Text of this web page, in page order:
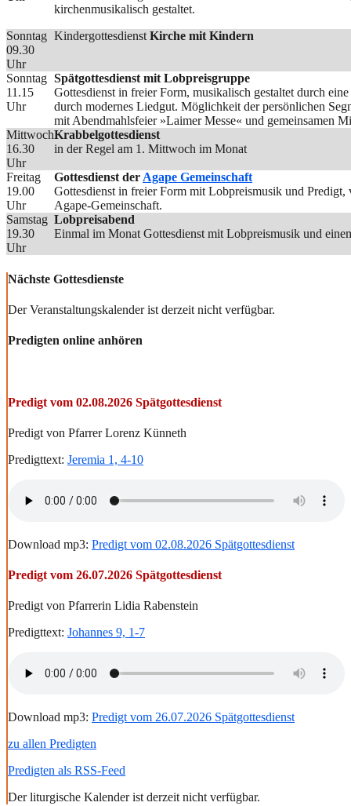
kirchenmusikalisch gestaltet.
Sonntag
09.30
Uhr
Kindergottesdienst Kirche mit Kindern
Sonntag
11.15
Uhr
Spätgottesdienst mit Lobpreisgruppe
Gottesdienst in freier Form, musikalisch gestaltet durch
durch modernes Liedgut. Möglichkeit der persönlichen
mit Abendmahlsfeier »Laimer Messe« und gemeinsamen
Mittwoch
16.30
Uhr
Krabbelgottesdienst
in der Regel am 1. Mittwoch im Monat
Freitag
19.00
Uhr
Gottesdienst der Agape Gemeinschaft
Gottesdienst in freier Form mit Lobpreismusik und Predigt,
Agape-Gemeinschaft.
Samstag
19.30
Uhr
Lobpreisabend
Einmal im Monat Gottesdienst mit Lobpreismusik und
Nächste Gottesdienste
Der Veranstaltungskalender ist derzeit nicht verfügbar.
Predigten online anhören
Predigt vom 02.08.2026 Spätgottesdienst
Predigt von Pfarrer Lorenz Künneth
Predigttext: Jeremia 1, 4-10
Download mp3: Predigt vom 02.08.2026 Spätgottesdienst
Predigt vom 26.07.2026 Spätgottesdienst
Predigt von Pfarrerin Lidia Rabenstein
Predigttext: Johannes 9, 1-7
Download mp3: Predigt vom 26.07.2026 Spätgottesdienst
zu allen Predigten
Predigten als RSS-Feed
Der liturgische Kalender ist derzeit nicht verfügbar.